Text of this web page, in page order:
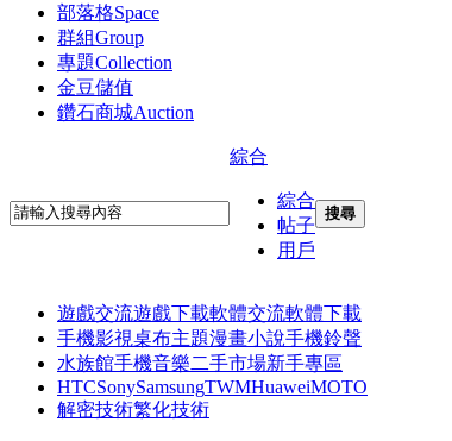
部落格Space
群組Group
專題Collection
金豆儲值
鑽石商城Auction
綜合
綜合
帖子
用戶
搜尋
遊戲交流遊戲下載軟體交流軟體下載
手機影視桌布主題漫畫小說手機鈴聲
水族館手機音樂二手市場新手專區
HTCSonySamsungTWMHuaweiMOTO
解密技術繁化技術